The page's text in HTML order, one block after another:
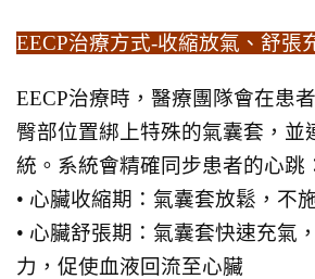
EECP治療方式-收縮放氣、舒張
EECP治療時，醫療團隊會在患
臀部位置綁上特殊的氣囊套，並
統。系統會精確同步患者的心跳
• 心臟收縮期 ：氣囊套放鬆，不
• 心臟舒張期 ：氣囊套快速充氣
力，促使血液回流至心臟